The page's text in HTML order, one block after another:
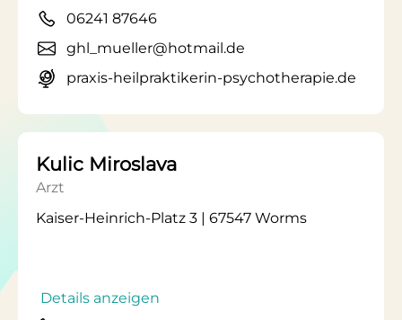
06241 87646
ghl_mueller@hotmail.de
praxis-heilpraktikerin-psychotherapie.de
Kulic Miroslava
Arzt
Kaiser-Heinrich-Platz 3 | 67547 Worms
Details anzeigen